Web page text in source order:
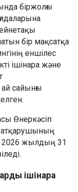
біржолғы
бір мақсатқа
еншілес
ішінара және
сайынғы
Өнеркәсіп
атқарушының
2026 жылдың 31
ішінара